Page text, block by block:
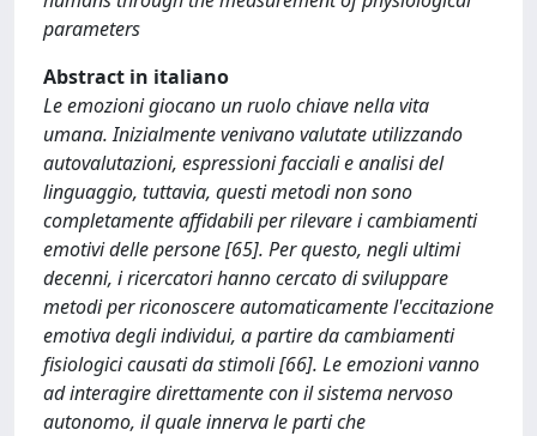
parameters
Abstract in italiano
Le emozioni giocano un ruolo chiave nella vita
umana. Inizialmente venivano valutate utilizzando
autovalutazioni, espressioni facciali e analisi del
linguaggio, tuttavia, questi metodi non sono
completamente affidabili per rilevare i cambiamenti
emotivi delle persone [65]. Per questo, negli ultimi
decenni, i ricercatori hanno cercato di sviluppare
metodi per riconoscere automaticamente l'eccitazione
emotiva degli individui, a partire da cambiamenti
fisiologici causati da stimoli [66]. Le emozioni vanno
ad interagire direttamente con il sistema nervoso
autonomo, il quale innerva le parti che